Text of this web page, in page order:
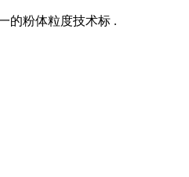
的粉体粒度技术标 .